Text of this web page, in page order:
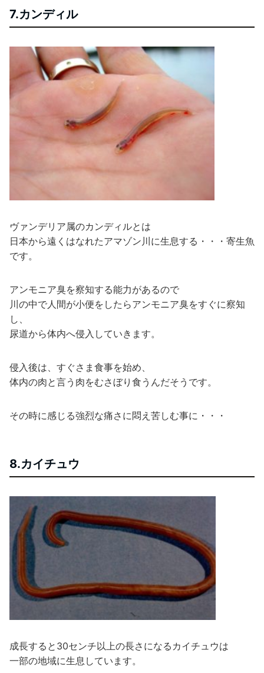
7.カンディル
ヴァンデリア属のカンディルとは
日本から遠くはなれたアマゾン川に生息する・・・寄生魚
です。
アンモニア臭を察知する能力があるので
川の中で人間が小便をしたらアンモニア臭をすぐに察知
し、
尿道から体内へ侵入していきます。
侵入後は、すぐさま食事を始め、
体内の肉と言う肉をむさぼり食うんだそうです。
その時に感じる強烈な痛さに悶え苦しむ事に・・・
8.カイチュウ
成長すると30センチ以上の長さになるカイチュウは
一部の地域に生息しています。